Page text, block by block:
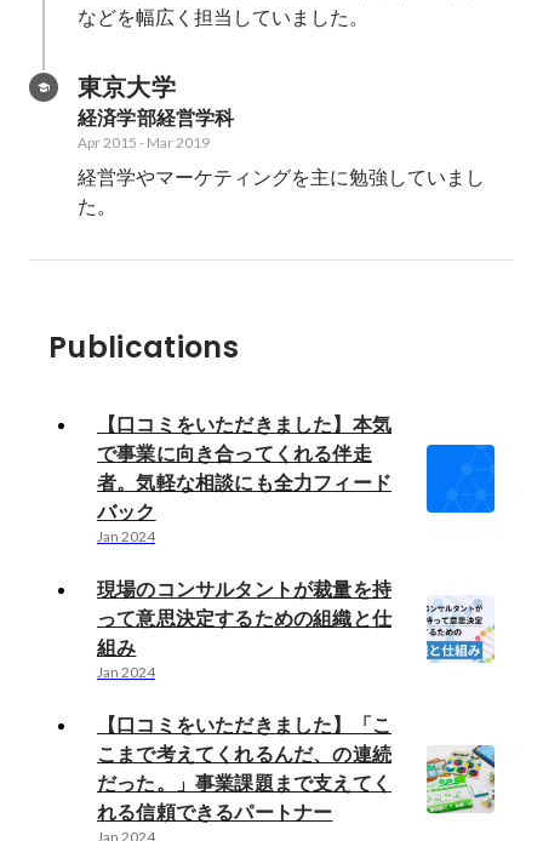
などを幅広く担当していました。
東京大学
経済学部経営学科
Apr 2015 - Mar 2019
経営学やマーケティングを主に勉強していまし
た。
Publications
【口コミをいただきました】本気
で事業に向き合ってくれる伴走
者。気軽な相談にも全力フィード
バック
Jan 2024
現場のコンサルタントが裁量を持
って意思決定するための組織と仕
組み
Jan 2024
【口コミをいただきました】「こ
こまで考えてくれるんだ、の連続
だった。」事業課題まで支えてく
れる信頼できるパートナー
Jan 2024